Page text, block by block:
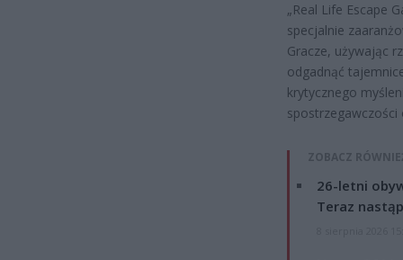
„Real Life Escape
specjalnie
Gracze, używając
odgadnąć
krytycznego
spostrzegawczości
ZOBACZ
26-letni
Teraz